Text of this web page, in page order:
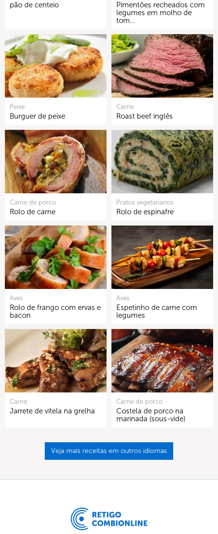
pão de centeio
Pimentões recheados com
legumes em molho de
tom…
Peixe
Burguer de peixe
Carne
Roast beef inglês
Carne de porco
Rolo de carne
Pratos vegetarianos
Rolo de espinafre
Aves
Rolo de frango com ervas e
bacon
Aves
Espetinho de carne com
legumes
Carne
Jarrete de vitela na grelha
Carne de porco
Costela de porco na
marinada (sous-vide)
Veja mais receitas em outros idiomas